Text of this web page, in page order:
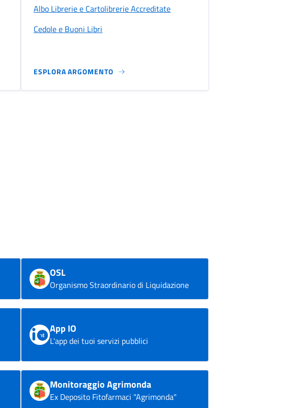
Albo Librerie e Cartolibrerie Accreditate
Cedole e Buoni Libri
ESPLORA ARGOMENTO
OSL
Organismo Straordinario di Liquidazione
App IO
L'app dei tuoi servizi pubblici
Monitoraggio Agrimonda
Ex Deposito Fitofarmaci "Agrimonda"